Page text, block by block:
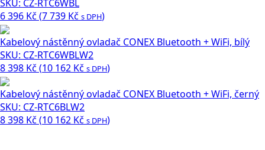
SKU: CZ-RTC6WBL
6 396 Kč (7 739 Kč s DPH)
Kabelový nástěnný ovladač CONEX Bluetooth + WiFi, bílý
SKU: CZ-RTC6WBLW2
8 398 Kč (10 162 Kč s DPH)
Kabelový nástěnný ovladač CONEX Bluetooth + WiFi, černý
SKU: CZ-RTC6BLW2
8 398 Kč (10 162 Kč s DPH)